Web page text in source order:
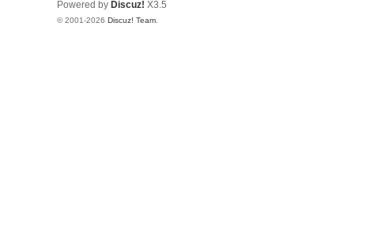
Powered by Discuz! X3.5
© 2001-2026 Discuz! Team